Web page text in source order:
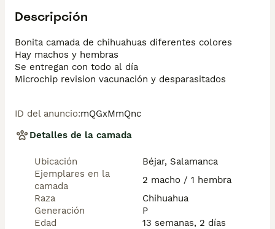
Descripción
Bonita camada de chihuahuas diferentes colores
Hay machos y hembras
Se entregan con todo al día
ID del anuncio:mQGxMmQnc
Detalles de la camada
Ubicación
Béjar, Salamanca
Ejemplares en la
camada
2 macho / 1 hembra
Raza
Chihuahua
Generación
P
Edad
13 semanas, 2 días